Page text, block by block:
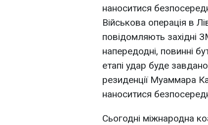
наноситися
Військова операція в
повідомляють західні
напередодні, повинні
етапі удар буде
резиденції Муаммара
наноситися
Сьогодні міжнародна